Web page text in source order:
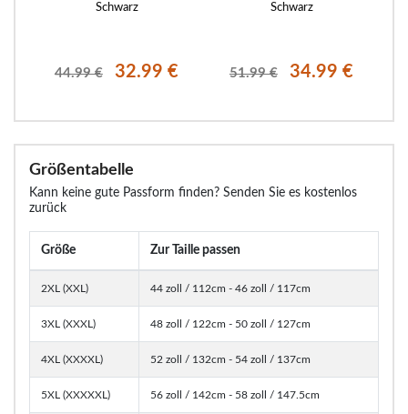
Schwarz
44.99 € 32.99 €
Schwarz
51.99 € 34.99 €
Größentabelle
Kann keine gute Passform finden? Senden Sie es kostenlos
zurück
Größe Zur Taille passen
2XL (XXL) 44 zoll / 112cm - 46 zoll / 117cm
3XL (XXXL) 48 zoll / 122cm - 50 zoll / 127cm
4XL (XXXXL) 52 zoll / 132cm - 54 zoll / 137cm
5XL (XXXXXL) 56 zoll / 142cm - 58 zoll / 147.5cm